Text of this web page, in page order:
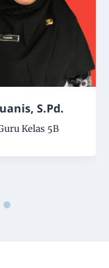
Ida Dwi
S.Pd.